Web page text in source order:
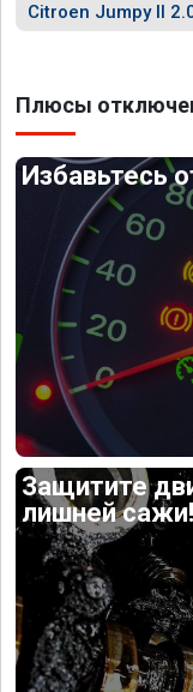
Citroen Jumpy II
Плюсы
Избавьтесь
Защитите
лишней сажи!